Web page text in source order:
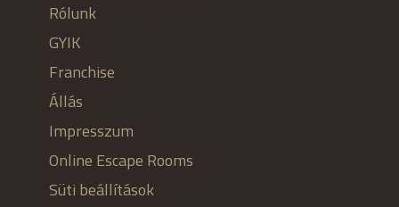
Rólunk
GYIK
Franchise
Állás
Impresszum
Online Escape Rooms
Süti beállítások